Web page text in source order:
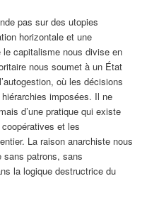
pas sur des utopies
horizontale et une
capitalisme nous divise en
nous soumet à un État
où les décisions
imposées. Il ne
d’une pratique qui existe
et les
La raison anarchiste nous
sans patrons, sans
la logique destructrice du